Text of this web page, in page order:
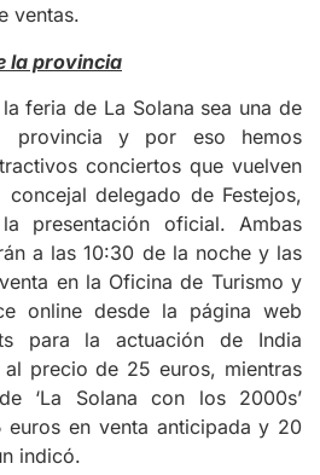
ventas.
la provincia
feria de La Solana sea una de
provincia y por eso hemos
conciertos que vuelven
delegado de Festejos,
presentación oficial. Ambas
a las 10:30 de la noche y las
en la Oficina de Turismo y
online desde la página web
para la actuación de India
al precio de 25 euros, mientras
‘La Solana con los 2000s’
euros en venta anticipada y 20
indicó.